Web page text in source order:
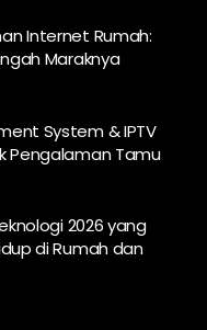
Internet Rumah:
Maraknya
System & IPTV
Pengalaman Tamu
2026 yang
di Rumah dan